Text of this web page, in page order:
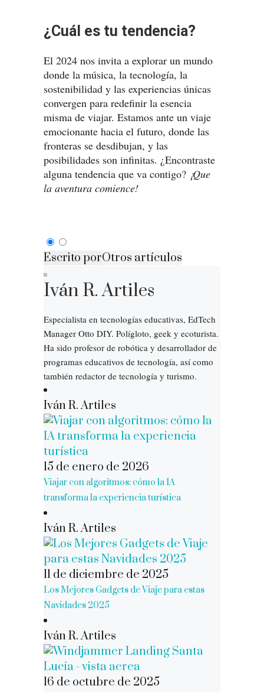
¿Cuál es tu tendencia?
El 2024 nos invita a explorar un mundo
donde la música, la tecnología, la
sostenibilidad y las experiencias únicas
convergen para redefinir la esencia
misma de viajar. Estamos ante un viaje
emocionante hacia el futuro, donde las
fronteras se desdibujan, y las
posibilidades son infinitas. ¿Encontraste
alguna tendencia que va contigo? ¡Que
la aventura comience!
Escrito porOtros artículos
Iván R. Artiles
Especialista en tecnologías educativas, EdTech
Manager Otto DIY. Polígloto, geek y ecoturista.
Ha sido profesor de robótica y desarrollador de
programas educativos de tecnología, así como
también redactor de tecnología y turismo.
Iván R. Artiles
15 de enero de 2026
Viajar con algoritmos: cómo la IA
transforma la experiencia turística
Iván R. Artiles
11 de diciembre de 2025
Los Mejores Gadgets de Viaje para estas
Navidades 2025
Iván R. Artiles
16 de octubre de 2025